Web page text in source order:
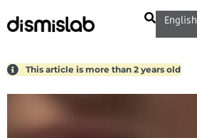
English
This article is more than 2 years old